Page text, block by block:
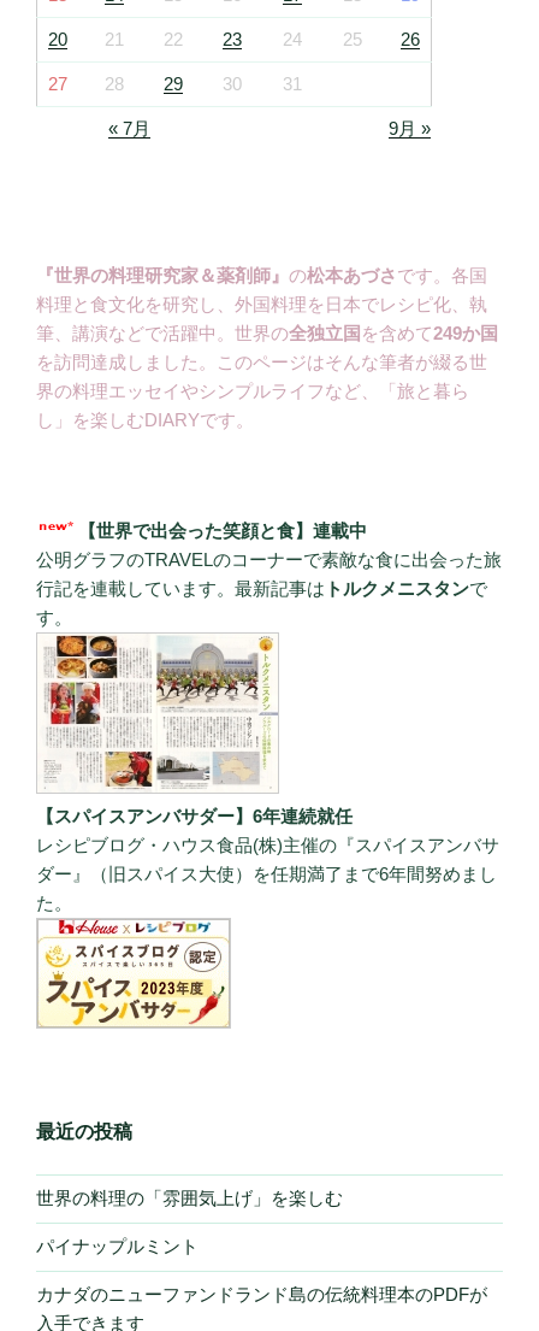
20 21 22 23 24 25 26
27 28 29 30 31
« 7月 9月 »
『世界の料理研究家＆薬剤師』 の松本あづさです。各国
料理と食文化を研究し、外国料理を日本でレシピ化、執
筆、講演などで活躍中。世界の全独立国 を含めて249か国
を訪問達成しました。このページはそんな筆者が綴る世
界の料理エッセイやシンプルライフなど、「旅と暮ら
し」を楽しむDIARYです。
【世界で出会った笑顔と食】連載中
公明グラフのTRAVELのコーナーで素敵な食に出会った旅
行記を連載しています。最新記事は トルクメニスタンで
す。
【スパイスアンバサダー】6年連続就任
レシピブログ・ハウス食品(株)主催の『スパイスアンバサ
ダー』（旧スパイス大使）を任期満了まで6年間努めまし
た。
最近の投稿
世界の料理の「雰囲気上げ」を楽しむ
パイナップルミント
カナダのニューファンドランド島の伝統料理本のPDFが
入手できます